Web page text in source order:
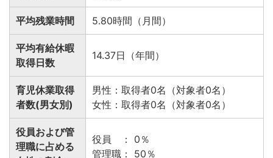
平均残業時間 5.80時間（月間）
平均有給休暇
取得日数
14.37日（年間）
育児休業取得
者数(男女別)
男性：取得者0名（対象者0名）
女性：取得者0名（対象者0名）
役員および管
理職に占める
役員 ： 0％
管理職： 50％